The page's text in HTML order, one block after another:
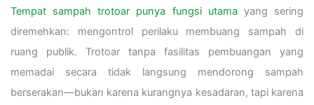
Tempat sampah trotoar punya fungsi utama yang sering
diremehkan: mengontrol perilaku membuang sampah di
ruang publik. Trotoar tanpa fasilitas pembuangan yang
memadai secara tidak langsung mendorong sampah
berserakan—bukan karena kurangnya kesadaran, tapi karena